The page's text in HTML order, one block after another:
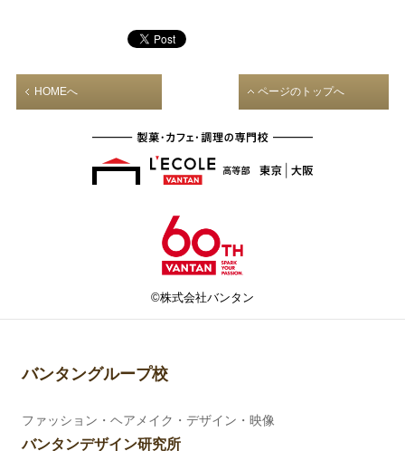
HOMEへ ページのトップへ
©株式会社バンタン
バンタングループ校
ファッション・ヘアメイク・デザイン・映像
バンタンデザイン研究所